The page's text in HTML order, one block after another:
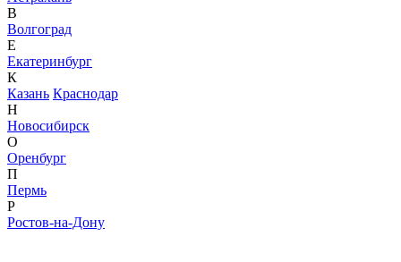
В
Волгоград
Е
Екатеринбург
К
Казань Краснодар
Н
Новосибирск
О
Оренбург
П
Пермь
Р
Ростов-на-Дону